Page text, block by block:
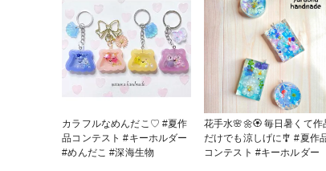
ア #シャカシャカ #夏
てます。 簡単なので、こま
りっこさんはぜひ作ってみて
ください🤭✨ #こまりめいど
#こまりっこ #回転グル子 #
夏作品コンテスト #キーホル
ダー #その他
カラフルなめんだこ♡︎ #夏作
品コンテスト #キーホルダー
#めんだこ #深海生物
花手水🌸🌼🏵️ 毎日暑くて作品
だけでも涼しげに🎐 #夏作品
コンテスト #キーホルダー